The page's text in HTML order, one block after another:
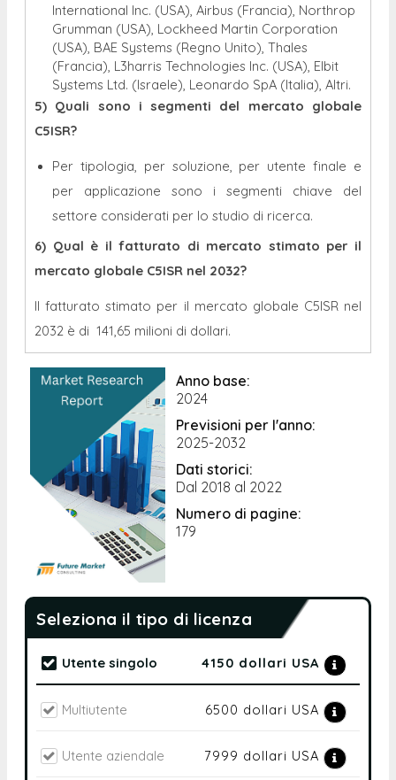
International Inc. (USA), Airbus (Francia), Northrop
Grumman (USA), Lockheed Martin Corporation
(USA), BAE Systems (Regno Unito), Thales
(Francia), L3harris Technologies Inc. (USA), Elbit
Systems Ltd. (Israele), Leonardo SpA (Italia), Altri.
5) Quali sono i segmenti del mercato globale
C5ISR?
Per tipologia, per soluzione, per utente finale e
per applicazione sono i segmenti chiave del
settore considerati per lo studio di ricerca.
6) Qual è il fatturato di mercato stimato per il
mercato globale C5ISR nel 2032?
Il fatturato stimato per il mercato globale C5ISR nel
2032 è di 141,65 milioni di dollari.
Anno base:
2024
Previsioni per l'anno:
2025-2032
Dati storici:
Dal 2018 al 2022
Numero di pagine:
179
Seleziona il tipo di licenza
Utente singolo 4150 dollari USA
Multiutente 6500 dollari USA
Utente aziendale 7999 dollari USA